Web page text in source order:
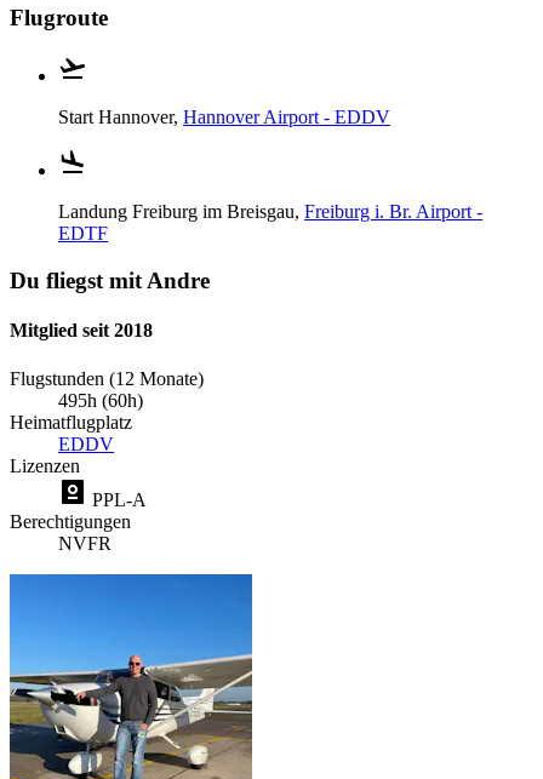
Flugroute
Start Hannover, Hannover Airport - EDDV
Landung Freiburg im Breisgau, Freiburg i. Br. Airport -
EDTF
Du fliegst mit Andre
Mitglied seit 2018
Flugstunden (12 Monate)
495h (60h)
Heimatflugplatz
EDDV
Lizenzen
PPL-A
Berechtigungen
NVFR